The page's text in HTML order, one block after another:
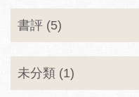
書評 (5)
未分類 (1)